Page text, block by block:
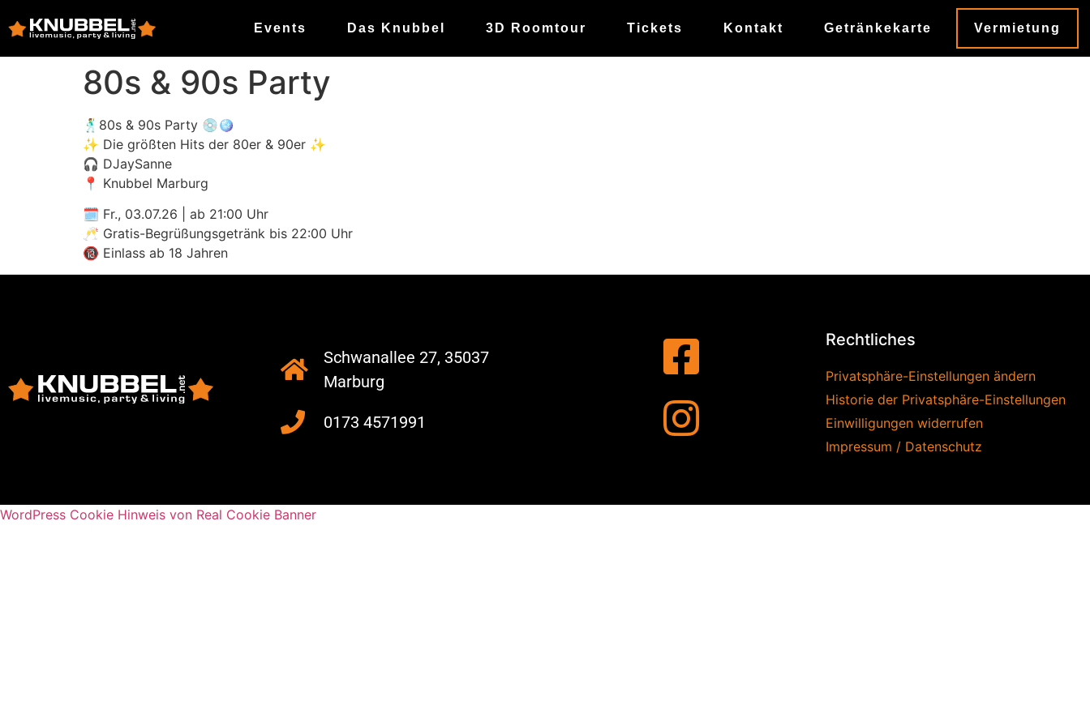
Events Das Knubbel 3D Roomtour Tickets Kontakt Getränkekarte Vermietung
80s & 90s Party
🕺80s & 90s Party 💿🪩
✨ Die größten Hits der 80er & 90er ✨
🎧 DJaySanne
📍 Knubbel Marburg
🗓 Fr., 03.07.26 | ab 21:00 Uhr
🥂 Gratis-Begrüßungsgetränk bis 22:00 Uhr
🔞 Einlass ab 18 Jahren
Schwanallee 27, 35037
Marburg
0173 4571991
Rechtliches
Privatsphäre-Einstellungen ändern
Historie der Privatsphäre-Einstellungen
Einwilligungen widerrufen
Impressum / Datenschutz
WordPress Cookie Hinweis von Real Cookie Banner